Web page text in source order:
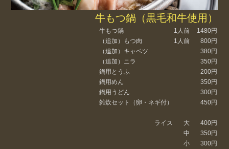
牛もつ鍋（黒毛和牛使用）
牛もつ鍋 1人前
1480円
（追加）もつ肉
1人前
800円
（追加）キャベツ
380円
（追加）ニラ
350円
鍋用とうふ
200円
鍋用めん
350円
鍋用うどん
300円
雑炊セット（卵・ネギ付）
450円
ライス 大
400円
中
350円
小
300円